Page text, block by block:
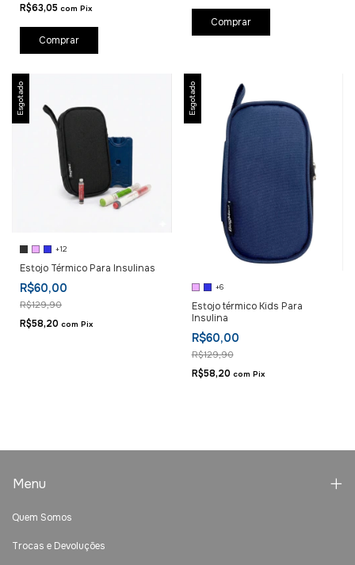
R$63,05 com Pix
Comprar
Comprar
Esgotado
+12
Estojo Térmico Para Insulinas
R$60,00
R$129,90
R$58,20 com Pix
Esgotado
+6
Estojo térmico Kids Para
Insulina
R$60,00
R$129,90
R$58,20 com Pix
Menu
Quem Somos
Trocas e Devoluções